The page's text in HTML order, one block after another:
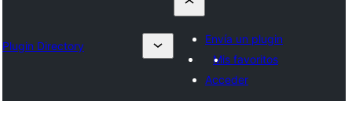
Plugin Directory
Envía un plugin
Mis favoritos
Acceder